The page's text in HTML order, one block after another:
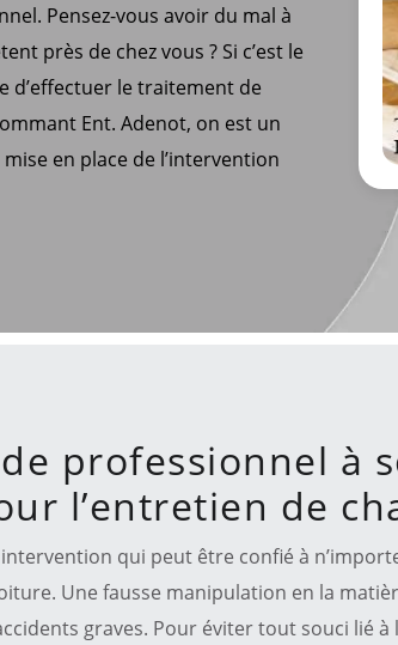
Pensez-vous avoir du mal à
près de chez vous ? Si c’est le
d’effectuer le traitement de
Ent. Adenot, on est un
en place de l’intervention
professionnel à
l’entretien de
intervention qui peut être confié à
Une fausse manipulation en la
graves. Pour éviter tout souci lié à